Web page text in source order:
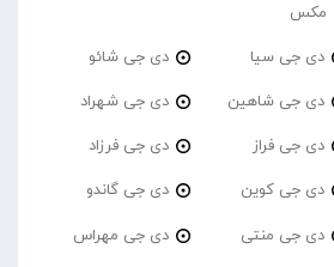
مکس
دی جی سیا دی جی شائو
دی جی شاهین دی جی شهراد
دی جی فراز دی جی فرزاد
دی جی کوین دی جی گاندو
دی جی منتی دی جی مهراس